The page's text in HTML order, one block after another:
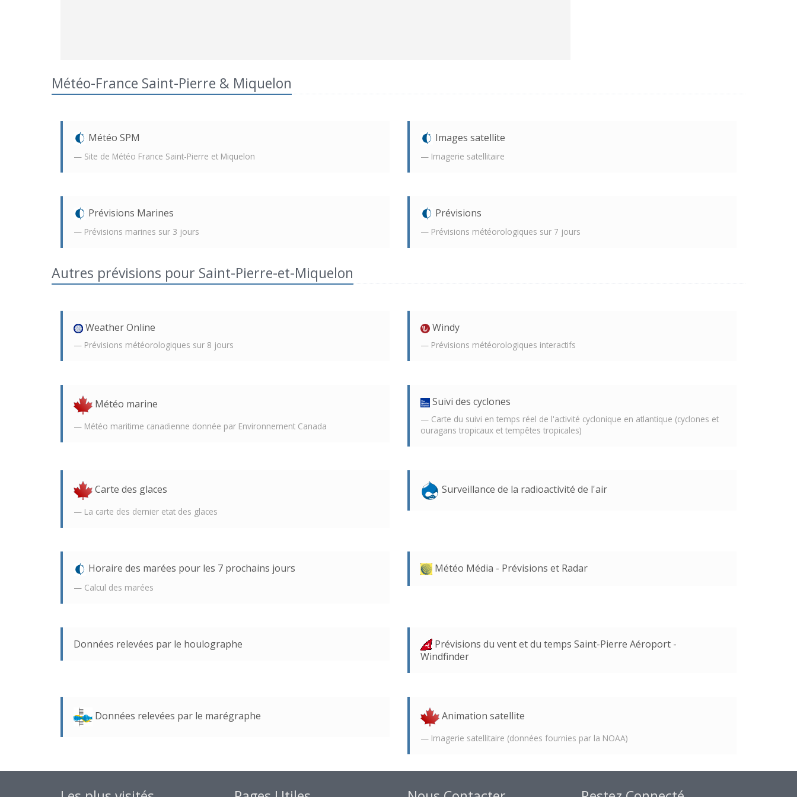
Météo-France Saint-Pierre & Miquelon
Météo SPM
Site de Météo France Saint-Pierre et Miquelon
Images satellite
Imagerie satellitaire
Prévisions Marines
Prévisions marines sur 3 jours
Prévisions
Prévisions météorologiques sur 7 jours
Autres prévisions pour Saint-Pierre-et-Miquelon
Weather Online
Prévisions météorologiques sur 8 jours
Windy
Prévisions météorologiques interactifs
Météo marine
Météo maritime canadienne donnée par Environnement Canada
Suivi des cyclones
Carte du suivi en temps réel de l'activité cyclonique en atlantique (cyclones et
ouragans tropicaux et tempêtes tropicales)
Carte des glaces
La carte des dernier etat des glaces
Surveillance de la radioactivité de l'air
Horaire des marées pour les 7 prochains jours
Calcul des marées
Météo Média - Prévisions et Radar
Données relevées par le houlographe
Prévisions du vent et du temps Saint-Pierre Aéroport -
Windfinder
Données relevées par le marégraphe Animation satellite
Imagerie satellitaire (données fournies par la NOAA)